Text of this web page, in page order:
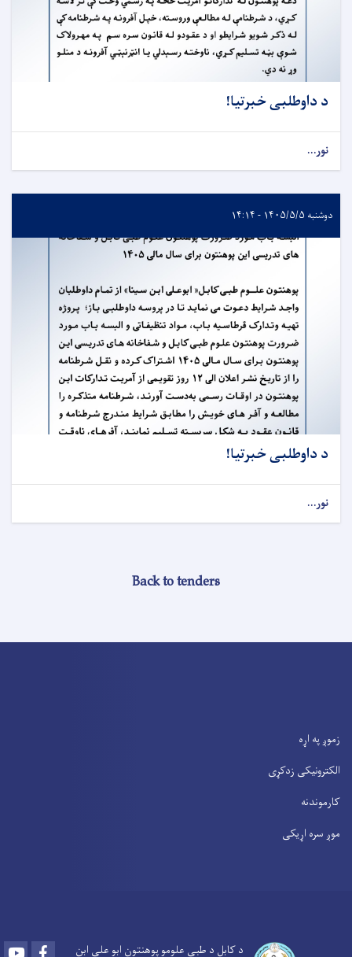
د داوطلبی خبرتیا!
نور...
دوشنبه ۱۴۰۵/۵/۵ - ۱۴:۱۴
د داوطلبی خبرتیا!
نور...
Back to tenders
زموږ په اړه
الکترونیکی زدکړی
کارموندنه
موږ سره اړیکی
د کابل د طبی علومو پوهنتون ابو علی ابن Youtube Facebook